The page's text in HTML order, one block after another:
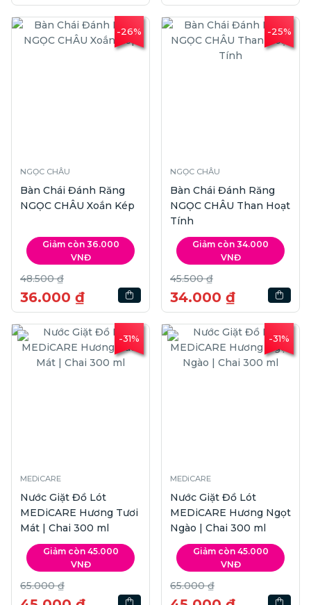
-26%
NGỌC CHÂU
Bàn Chái Đánh Răng
NGỌC CHÂU Xoắn Kép
Giảm còn 36.000
VNĐ
48.500 ₫
36.000 ₫
-25%
NGỌC CHÂU
Bàn Chái Đánh Răng
NGỌC CHÂU Than Hoạt
Tính
Giảm còn 34.000
VNĐ
45.500 ₫
34.000 ₫
-31%
MEDiCARE
Nước Giặt Đồ Lót
MEDiCARE Hương Tươi
Mát | Chai 300 ml
Giảm còn 45.000
VNĐ
65.000 ₫
-31%
MEDiCARE
Nước Giặt Đồ Lót
MEDiCARE Hương Ngọt
Ngào | Chai 300 ml
Giảm còn 45.000
VNĐ
65.000 ₫